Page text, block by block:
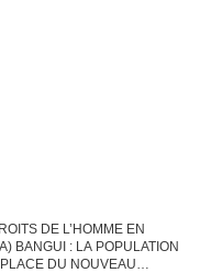
DE L’HOMME EN
BANGUI : LA POPULATION
DU NOUVEAU